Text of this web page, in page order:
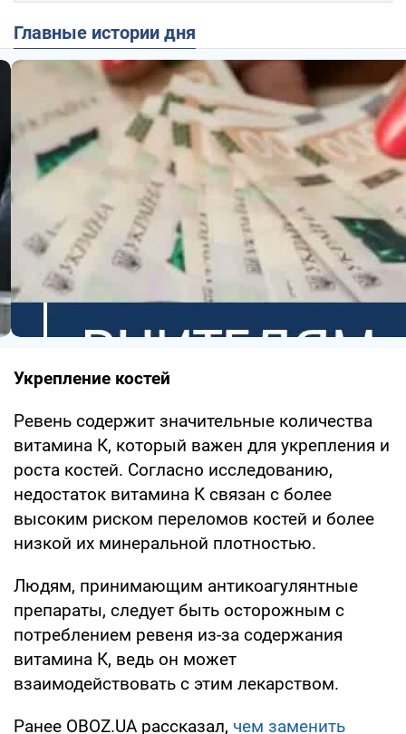
Главные истории дня
Укрепление костей
Ревень содержит значительные количества
витамина К, который важен для укрепления и
роста костей. Согласно исследованию,
недостаток витамина К связан с более
высоким риском переломов костей и более
низкой их минеральной плотностью.
Людям, принимающим антикоагулянтные
препараты, следует быть осторожным с
потреблением ревеня из-за содержания
витамина К, ведь он может
взаимодействовать с этим лекарством.
Ранее OBOZ.UA рассказал, чем заменить